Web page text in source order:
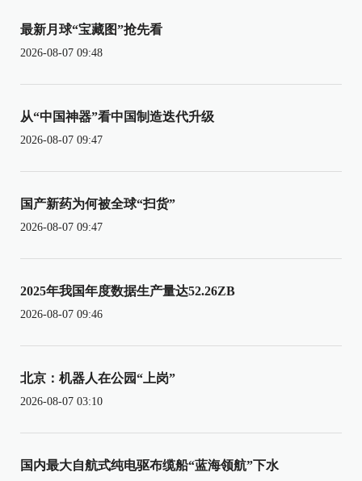
最新月球“宝藏图”抢先看
2026-08-07 09:48
从“中国神器”看中国制造迭代升级
2026-08-07 09:47
国产新药为何被全球“扫货”
2026-08-07 09:47
2025年我国年度数据生产量达52.26ZB
2026-08-07 09:46
北京：机器人在公园“上岗”
2026-08-07 03:10
国内最大自航式纯电驱布缆船“蓝海领航”下水